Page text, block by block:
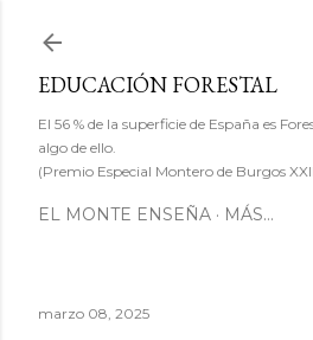
EDUCACIÓN FORESTAL
El 56 % de la superficie de España es
algo de ello.
(Premio Especial Montero de Burgos
EL MONTE ENSEÑA MÁS…
marzo 08, 2025